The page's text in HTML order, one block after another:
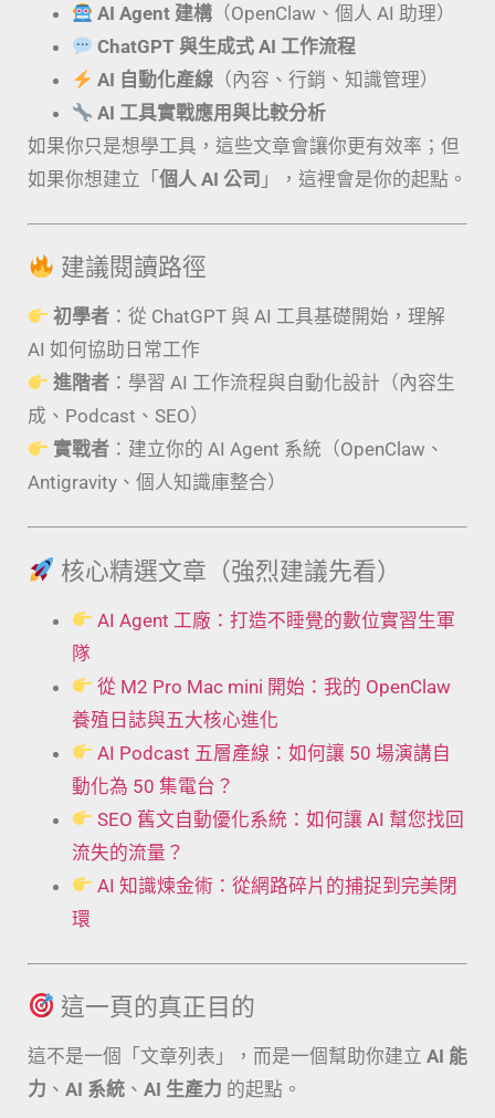
AI Agent 建構 （OpenClaw、個人 AI 助理）
ChatGPT 與生成式 AI 工作流程
AI 自動化產線 （內容、行銷、知識管理）
AI 工具實戰應用與比較分析
如果你只是想學工具，這些文章會讓你更有效率；但
如果你想建立「 個人 AI 公司 」，這裡會是你的起點。
建議閱讀路徑
初學者 ：從 ChatGPT 與 AI 工具基礎開始，理解
AI 如何協助日常工作
進階者 ：學習 AI 工作流程與自動化設計（內容生
成、Podcast、SEO）
實戰者 ：建立你的 AI Agent 系統（OpenClaw、
Antigravity、個人知識庫整合）
核心精選文章（強烈建議先看）
AI Agent 工廠：打造不睡覺的數位實習生軍
隊
從 M2 Pro Mac mini 開始：我的 OpenClaw
養殖日誌與五大核心進化
AI Podcast 五層產線：如何讓 50 場演講自
動化為 50 集電台？
SEO 舊文自動優化系統：如何讓 AI 幫您找回
流失的流量？
AI 知識煉金術：從網路碎片的捕捉到完美閉
環
這一頁的真正目的
這不是一個「文章列表」，而是一個幫助你建立 AI 能
力 、 AI 系統 、 AI 生產力 的起點。